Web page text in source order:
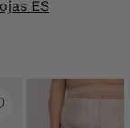
ES